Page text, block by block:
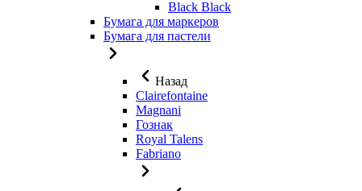
Black Black
Бумага для маркеров
Бумага для пастели
Назад
Clairefontaine
Magnani
Гознак
Royal Talens
Fabriano